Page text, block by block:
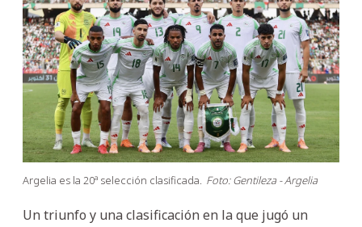
Argelia es la 20ª selección clasificada. Foto: Gentileza - Argelia
Un triunfo y una clasificación en la que jugó un